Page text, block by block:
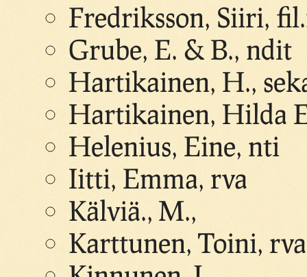
Fredriksson, Siiri,
Grube, E. & B., ndit
Hartikainen, H.,
Hartikainen, Hilda
Helenius, Eine, nti
Iitti, Emma, rva
Kälviä., M.,
Karttunen, Toini, rva